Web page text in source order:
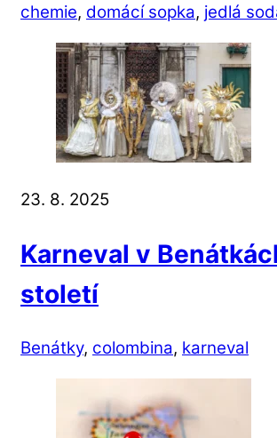
chemie, domácí sopka, jedlá
23. 8. 2025
Karneval v
století
Benátky, colombina, karneval